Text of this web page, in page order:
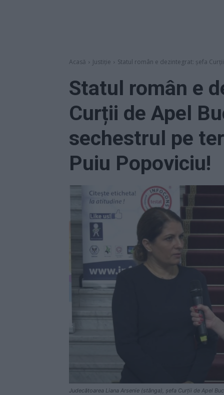
Acasă Justiție Statul român e dezintegrat: șefa
Statul român e
Curții de Apel
sechestrul pe
Puiu Popoviciu!
Judecătoarea Liana Arsenie (stânga), șefa Curții de Apel